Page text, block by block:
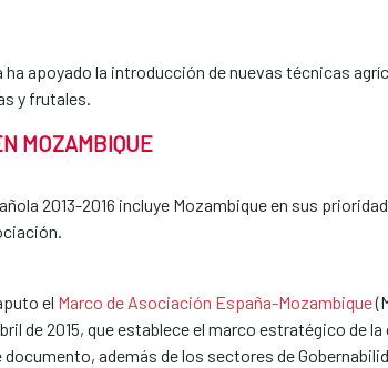
apoyado la introducción de nuevas técnicas
y frutales.
MOZAMBIQUE
2013-2016 incluye Mozambique en sus
el Marco de Asociación España-Mozambique
de 2015, que establece el marco estratégico de
documento, además de los sectores de